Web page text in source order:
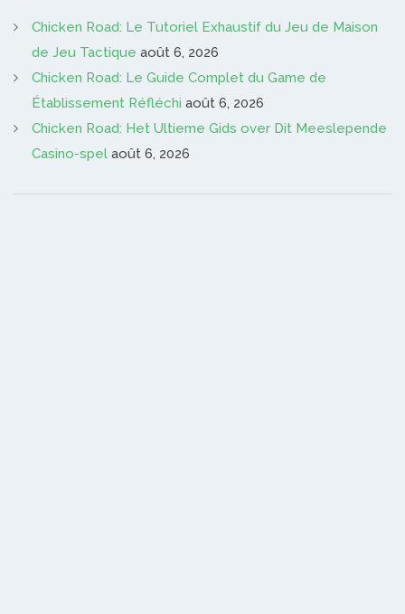
Chicken Road: Le Tutoriel Exhaustif du Jeu de Maison
de Jeu Tactique août 6, 2026
Chicken Road: Le Guide Complet du Game de
Établissement Réfléchi août 6, 2026
Chicken Road: Het Ultieme Gids over Dit Meeslepende
Casino-spel août 6, 2026